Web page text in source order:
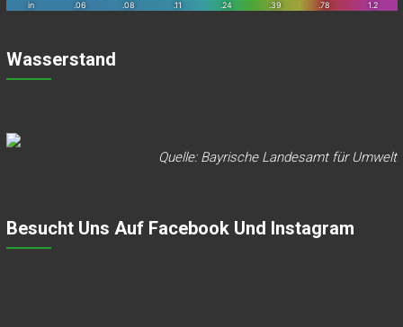
Wasserstand
Quelle: Bayrische Landesamt für Umwelt
Besucht Uns Auf Facebook Und Instagram